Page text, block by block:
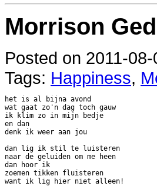
Morrison
Posted on 2011-
Tags: Happiness,
het is al bijna avond
wat gaat zo'n dag toch gauw
ik klim zo in mijn bedje
en dan
denk ik weer aan jou
dan lig ik stil te luisteren
naar de geluiden om me heen
dan hoor ik
zoemen tikken fluisteren
want ik lig hier niet alleen!